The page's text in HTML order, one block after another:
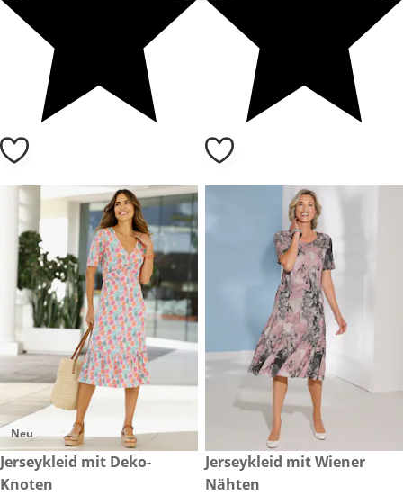
Neu
CHF 79.-
Jerseykleid mit Deko-
Knoten
CHF 69.-
Jerseykleid mit Wiener
Nähten